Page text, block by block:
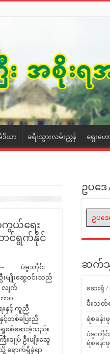
ဒီယာ ခရီးသွားလမ်းညွှန် ရှေးဟေ
ကွယ်ရေး
ာင်ရွက်နိုင်
ပဲခူးတိုင်း
းမျိုးဆွေဝင်းသည်
လျက်
ာဝ
းနှင့် ကူညီ
င့်တစ်ပြေးညီ
ရှုစစ်ဆေးခဲ့သည်။
ချုပ် ဦးမျိုးဆွေ
ရောက်ရှိခဲ့ရာ
ဥပဒေ
ဥပဒေ
ဆက်သွ
ဆေးရုံ
မီးသတ်စ
ရဲစခန်းဖု
ပဲခူးတို
ရဲစခန်းဖု